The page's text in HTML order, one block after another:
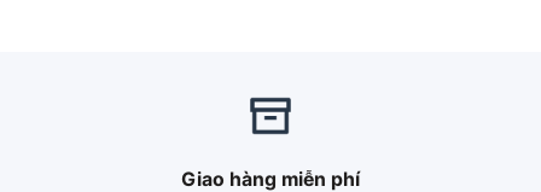
Giao hàng miễn phí